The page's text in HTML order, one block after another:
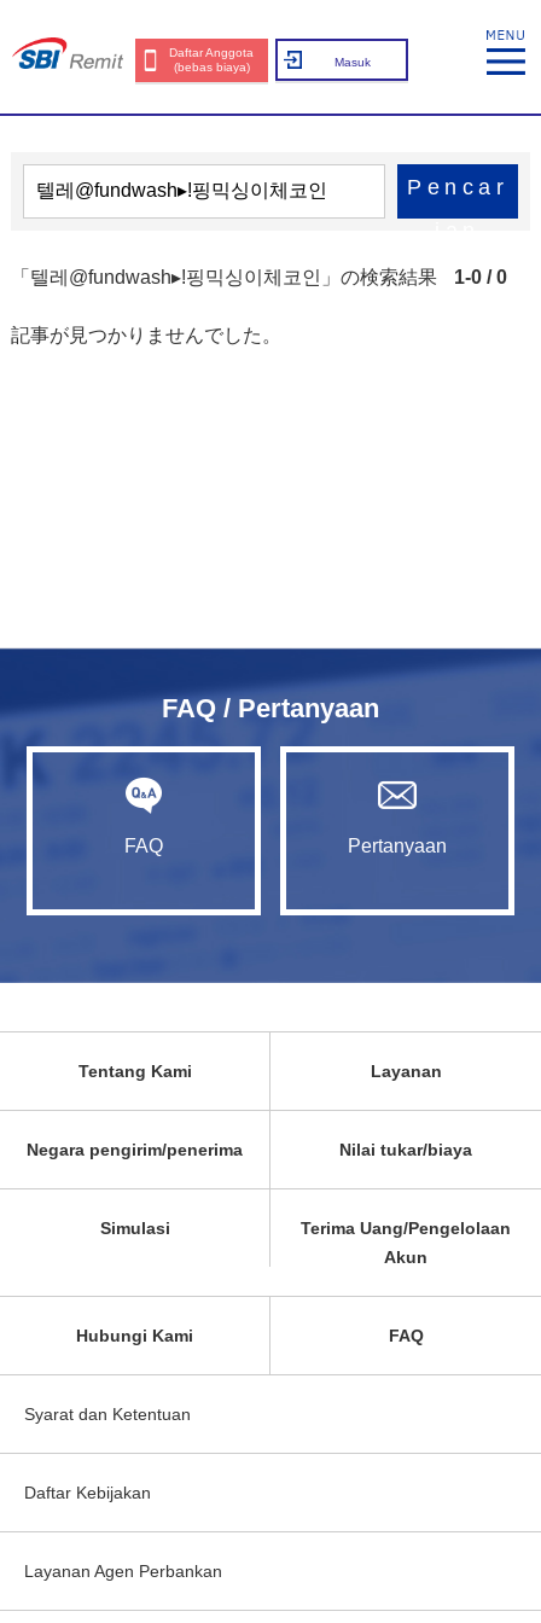
Daftar Anggota
(bebas biaya)
Masuk
Pencar
「텔레@fundwash▸ǃ핑믹싱이체코인」の検索結果 1-0 / 0
記事が見つかりませんでした。
FAQ / Pertanyaan
FAQ Pertanyaan
Tentang Kami Layanan
Negara pengirim/penerima Nilai tukar/biaya
Simulasi
Terima Uang/Pengelolaan
Akun
Hubungi Kami FAQ
Syarat dan Ketentuan
Daftar Kebijakan
Layanan Agen Perbankan